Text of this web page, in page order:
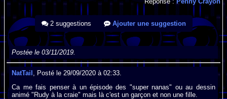
2 suggestions Ajouter une suggestion
Postée le 03/11/2019.
NatTail , Posté le 29/09/2020 à 02:33.
Ca me fais penser à un épisode des "super nanas" ou au dessin
animé "Rudy à la craie" mais là c'est un garçon et non une fille.